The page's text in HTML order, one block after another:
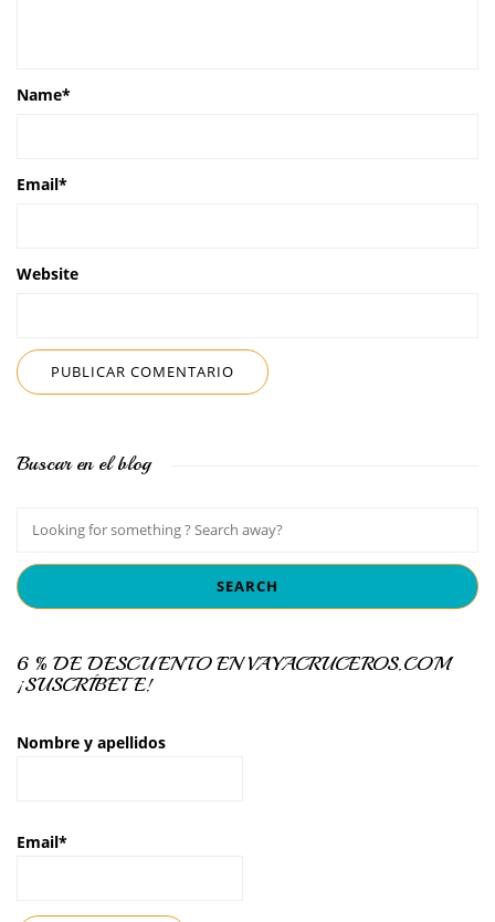
Name*
Email*
Website
Buscar en el blog
6 % DE DESCUENTO EN VAYACRUCEROS.COM
¡SUSCRÍBETE!
Nombre y apellidos
Email*